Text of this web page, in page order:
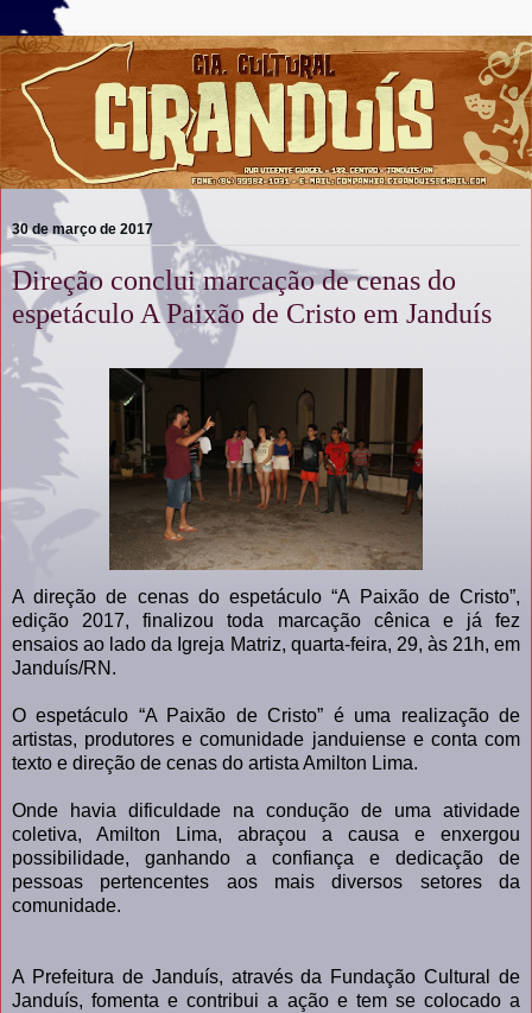
30 de março de 2017
Direção conclui marcação de cenas do
espetáculo A Paixão de Cristo em Janduís
A direção de cenas do espetáculo “A Paixão de Cristo”,
edição 2017, finalizou toda marcação cênica e já fez
ensaios ao lado da Igreja Matriz, quarta-feira, 29, às 21h, em
Janduís/RN.
O espetáculo “A Paixão de Cristo” é uma realização de
artistas, produtores e comunidade janduiense e conta com
texto e direção de cenas do artista Amilton Lima.
Onde havia dificuldade na condução de uma atividade
coletiva, Amilton Lima, abraçou a causa e enxergou
possibilidade, ganhando a confiança e dedicação de
pessoas pertencentes aos mais diversos setores da
comunidade.
A Prefeitura de Janduís, através da Fundação Cultural de
Janduís, fomenta e contribui a ação e tem se colocado a